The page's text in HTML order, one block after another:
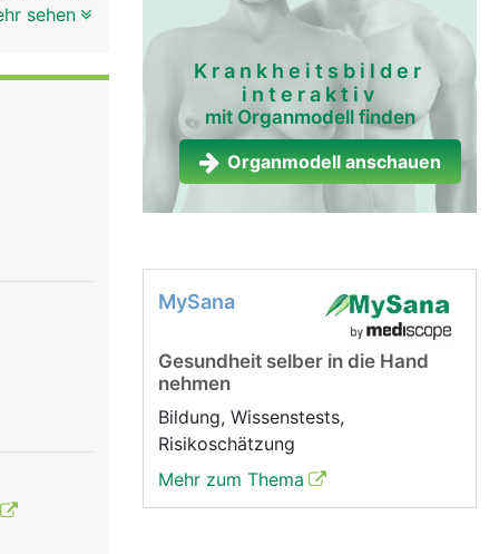
diesehen
Krankheitsbilder
interaktiv
mit Organmodell finden
Organmodell anschauen
MySana
Gesundheit selber in die Hand
nehmen
Bildung, Wissenstests,
Risikoschätzung
Mehr zum Thema